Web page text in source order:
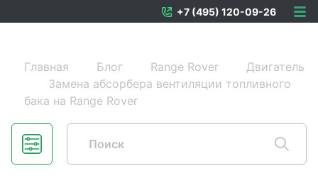
+7 (495) 120-09-26
Главная Блог Range Rover
Двигатель
Замена абсорбера вентиляции топливного
бака на Range Rover